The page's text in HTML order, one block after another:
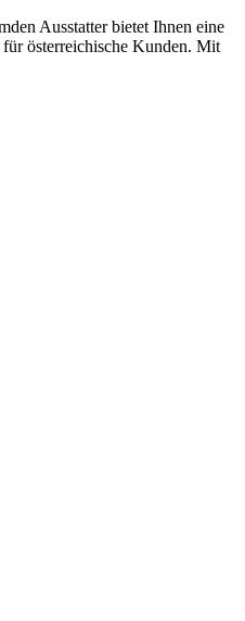
Ausstatter bietet Ihnen eine
österreichische Kunden. Mit